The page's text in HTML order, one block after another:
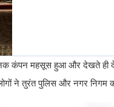
कंपन महसूस हुआ और देखते
ने तुरंत पुलिस और नगर